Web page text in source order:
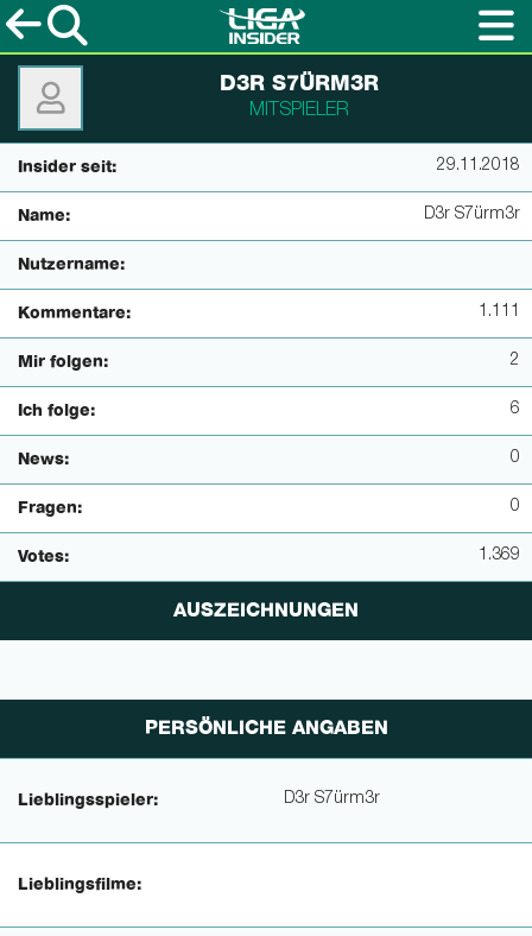
D3R S7ÜRM3R
MITSPIELER
Insider seit: 29.11.2018
Name: D3r S7ürm3r
Nutzername:
Kommentare: 1.111
Mir folgen: 2
Ich folge: 6
News: 0
Fragen: 0
Votes: 1.369
AUSZEICHNUNGEN
PERSÖNLICHE ANGABEN
Lieblingsspieler: D3r S7ürm3r
Lieblingsfilme: